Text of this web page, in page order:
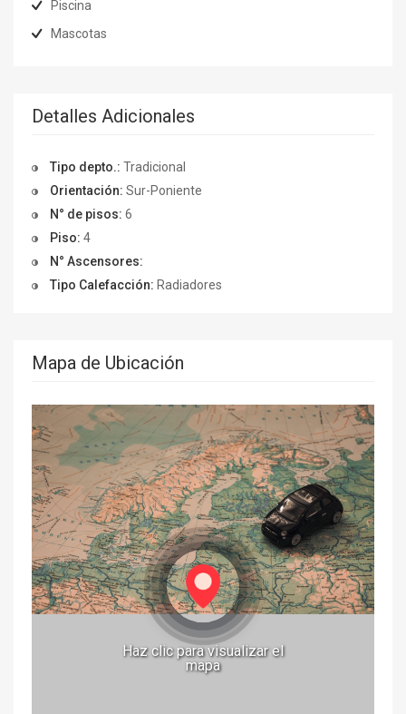
Piscina
Mascotas
Detalles Adicionales
Tipo depto.: Tradicional
Orientación: Sur-Poniente
N° de pisos: 6
Piso: 4
N° Ascensores:
Tipo Calefacción: Radiadores
Mapa de Ubicación
Haz clic para visualizar el
mapa